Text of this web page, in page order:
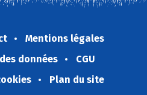
Mentions légales
données
CGU
Plan du site